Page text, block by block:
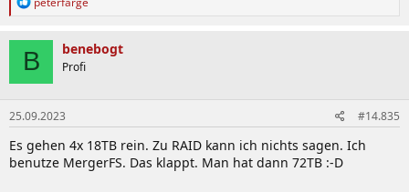
k
t
i
o
n
e
n
:
B benebogt
Profi
25.09.2023 #14.835
Es gehen 4x 18TB rein. Zu RAID kann ich nichts sagen. Ich
benutze MergerFS. Das klappt. Man hat dann 72TB :-D